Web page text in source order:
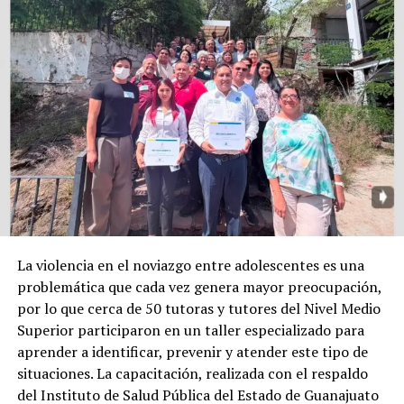
La violencia en el noviazgo entre adolescentes es una
problemática que cada vez genera mayor preocupación,
por lo que cerca de 50 tutoras y tutores del Nivel Medio
Superior participaron en un taller especializado para
aprender a identificar, prevenir y atender este tipo de
situaciones. La capacitación, realizada con el respaldo
del Instituto de Salud Pública del Estado de Guanajuato